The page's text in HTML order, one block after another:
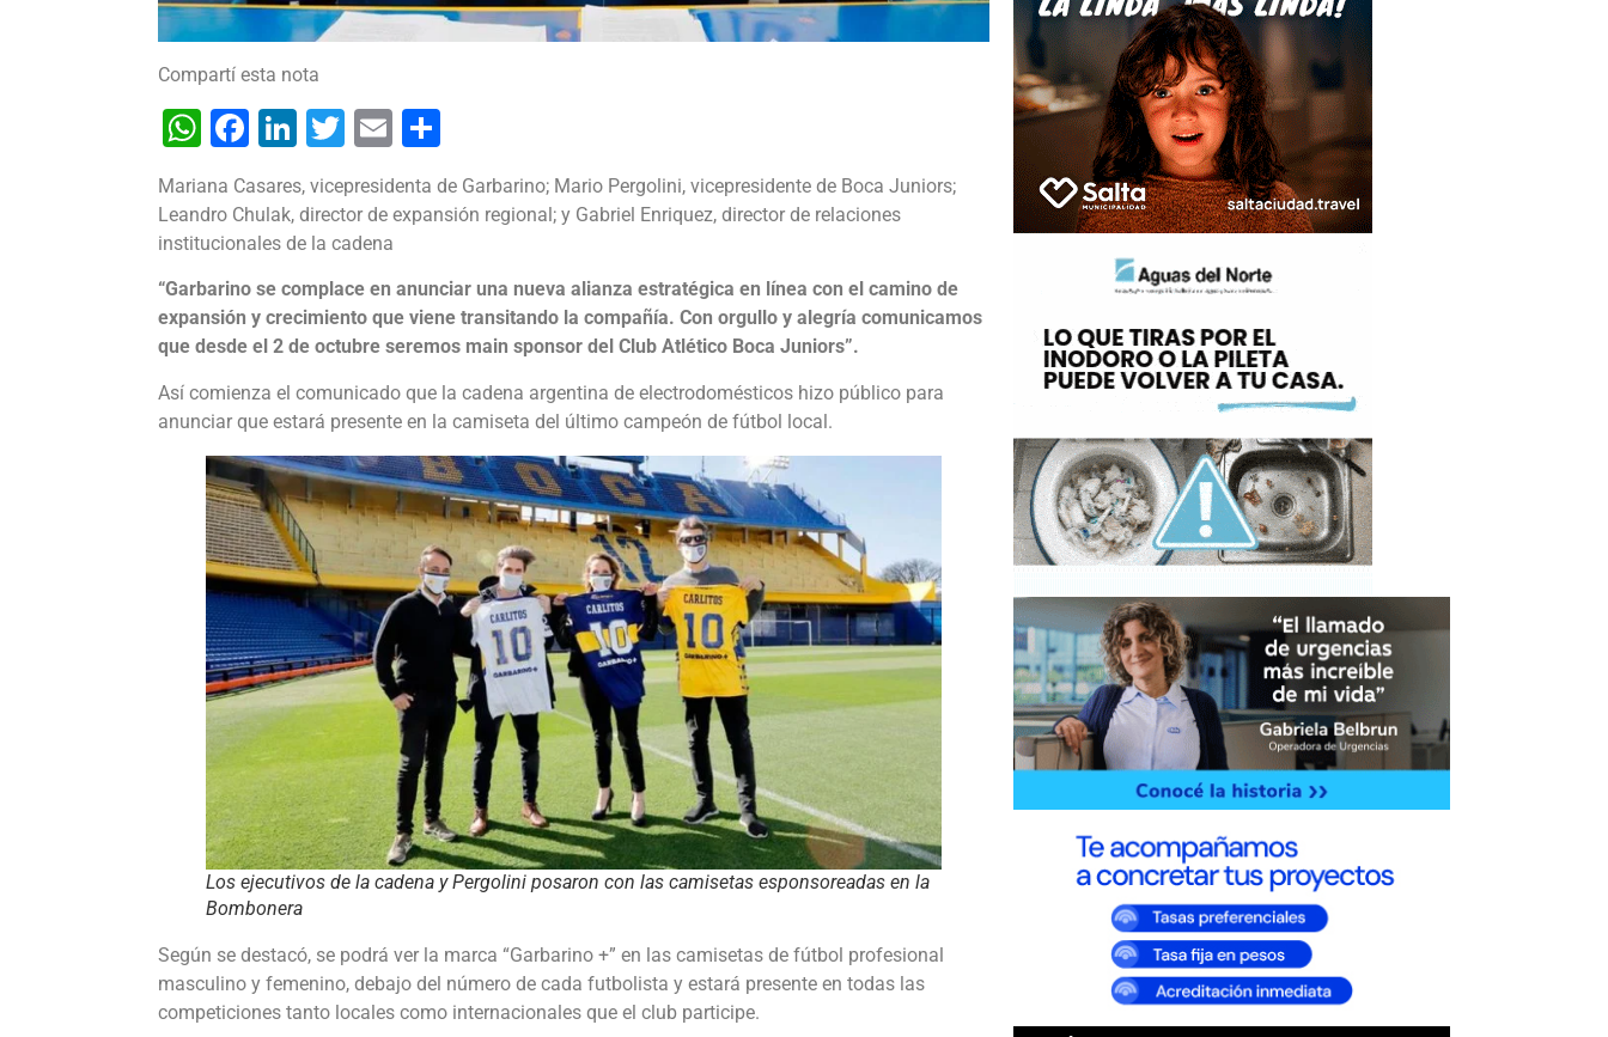
Compartí esta nota
WhatsApp
Facebook
LinkedIn
Twitter
Email
Mariana Casares, vicepresidenta de Garbarino; Mario Pergolini, vicepresidente de Boca Juniors;
Leandro Chulak, director de expansión regional; y Gabriel Enriquez, director de relaciones
institucionales de la cadena
“Garbarino se complace en anunciar una nueva alianza estratégica en línea con el camino de
expansión y crecimiento que viene transitando la compañía. Con orgullo y alegría comunicamos
que desde el 2 de octubre seremos main sponsor del Club Atlético Boca Juniors”.
Así comienza el comunicado que la cadena argentina de electrodomésticos hizo público para
anunciar que estará presente en la camiseta del último campeón de fútbol local.
Los ejecutivos de la cadena y Pergolini posaron con las camisetas esponsoreadas en la
Bombonera
Según se destacó, se podrá ver la marca “Garbarino +” en las camisetas de fútbol profesional
masculino y femenino, debajo del número de cada futbolista y estará presente en todas las
competiciones tanto locales como internacionales que el club participe.